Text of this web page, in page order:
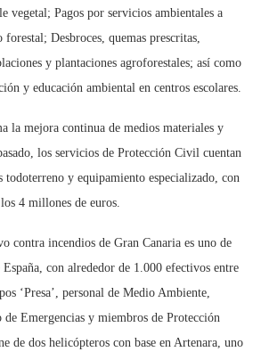
vegetal; Pagos por servicios ambientales a
Desbroces, quemas prescritas,
y plantaciones agroforestales; así como
y educación ambiental en centros escolares.
la mejora continua de medios materiales y
los servicios de Protección Civil cuentan
todoterreno y equipamiento especializado, con
4 millones de euros.
contra incendios de Gran Canaria es uno de
con alrededor de 1.000 efectivos entre
‘Presa’, personal de Medio Ambiente,
de Emergencias y miembros de Protección
de dos helicópteros con base en Artenara, uno